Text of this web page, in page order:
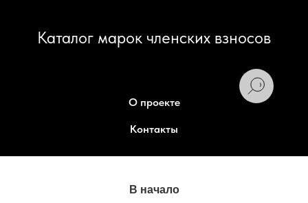
Каталог марок членских взносов
О проекте
Контакты
В начало